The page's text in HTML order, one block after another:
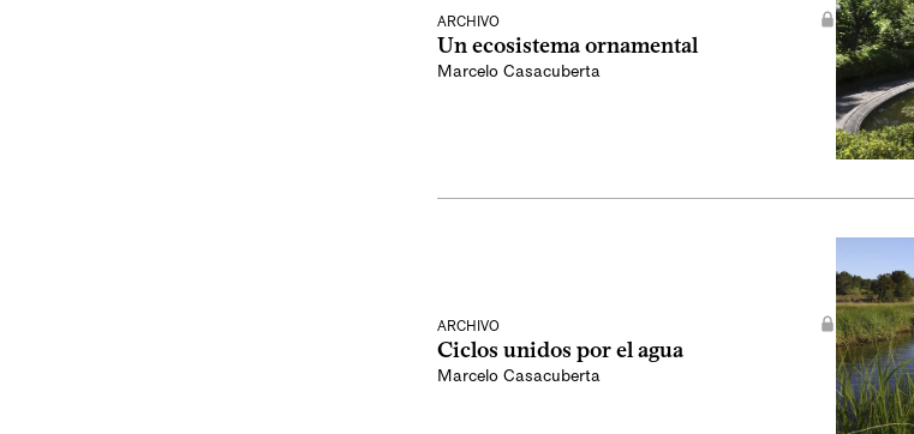
ARCHIVO
Un ecosistema ornamental
Marcelo Casacuberta
ARCHIVO
Ciclos unidos por el agua
Marcelo Casacuberta